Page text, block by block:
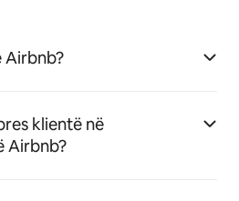
Airbnb?
klientë në
Airbnb?